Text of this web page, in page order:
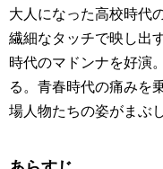
大人になった高校時代
繊細なタッチで映し出
時代のマドンナを好演
る。青春時代の痛みを
場人物たちの姿がまぶし